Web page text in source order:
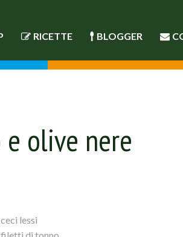
RICETTE BLOGGER
olive nere
lessi